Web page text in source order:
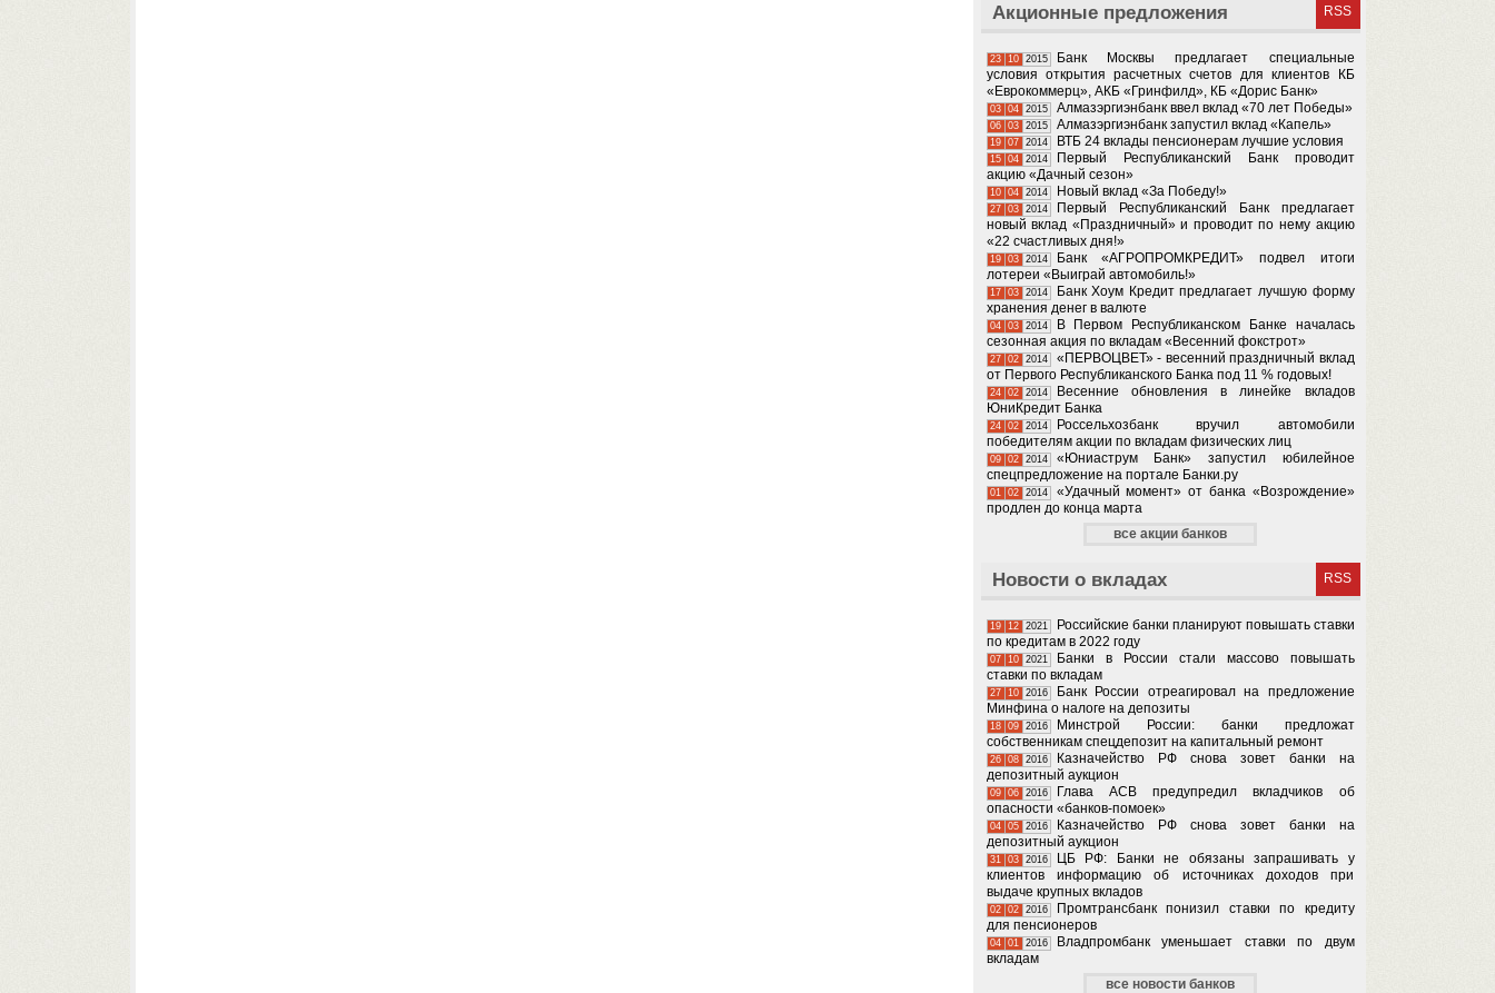
Акционные предложения RSS
23 10 2015
Банк Москвы предлагает специальные
условия открытия расчетных счетов для клиентов КБ
«Еврокоммерц», АКБ «Гринфилд», КБ «Дорис Банк»
03 04 2015 Алмазэргиэнбанк ввел вклад «70 лет Победы»
06 03 2015 Алмазэргиэнбанк запустил вклад «Капель»
19 07 2014 ВТБ 24 вклады пенсионерам лучшие условия
15 04 2014
Первый Республиканский Банк проводит
акцию «Дачный сезон»
10 04 2014 Новый вклад «За Победу!»
27 03 2014
Первый Республиканский Банк предлагает
новый вклад «Праздничный» и проводит по нему акцию
«22 счастливых дня!»
19 03 2014
Банк «АГРОПРОМКРЕДИТ» подвел итоги
лотереи «Выиграй автомобиль!»
17 03 2014
Банк Хоум Кредит предлагает лучшую форму
хранения денег в валюте
04 03 2014
В Первом Республиканском Банке началась
сезонная акция по вкладам «Весенний фокстрот»
27 02 2014
«ПЕРВОЦВЕТ» - весенний праздничный вклад
от Первого Республиканского Банка под 11 % годовых!
24 02 2014
Весенние обновления в линейке вкладов
ЮниКредит Банка
24 02 2014
Россельхозбанк вручил автомобили
победителям акции по вкладам физических лиц
09 02 2014
«Юниаструм Банк» запустил юбилейное
спецпредложение на портале Банки.ру
01 02 2014
«Удачный момент» от банка «Возрождение»
продлен до конца марта
все акции банков
Новости о вкладах RSS
19 12 2021
Российские банки планируют повышать ставки
по кредитам в 2022 году
07 10 2021
Банки в России стали массово повышать
ставки по вкладам
27 10 2016
Банк России отреагировал на предложение
Минфина о налоге на депозиты
18 09 2016
Минстрой России: банки предложат
собственникам спецдепозит на капитальный ремонт
26 08 2016
Казначейство РФ снова зовет банки на
депозитный аукцион
09 06 2016
Глава АСВ предупредил вкладчиков об
опасности «банков-помоек»
04 05 2016
Казначейство РФ снова зовет банки на
депозитный аукцион
31 03 2016
ЦБ РФ: Банки не обязаны запрашивать у
клиентов информацию об источниках доходов при
выдаче крупных вкладов
02 02 2016
Промтрансбанк понизил ставки по кредиту
для пенсионеров
04 01 2016
Владпромбанк уменьшает ставки по двум
вкладам
все новости банков